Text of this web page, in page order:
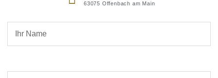
63075 Offenbach am Main